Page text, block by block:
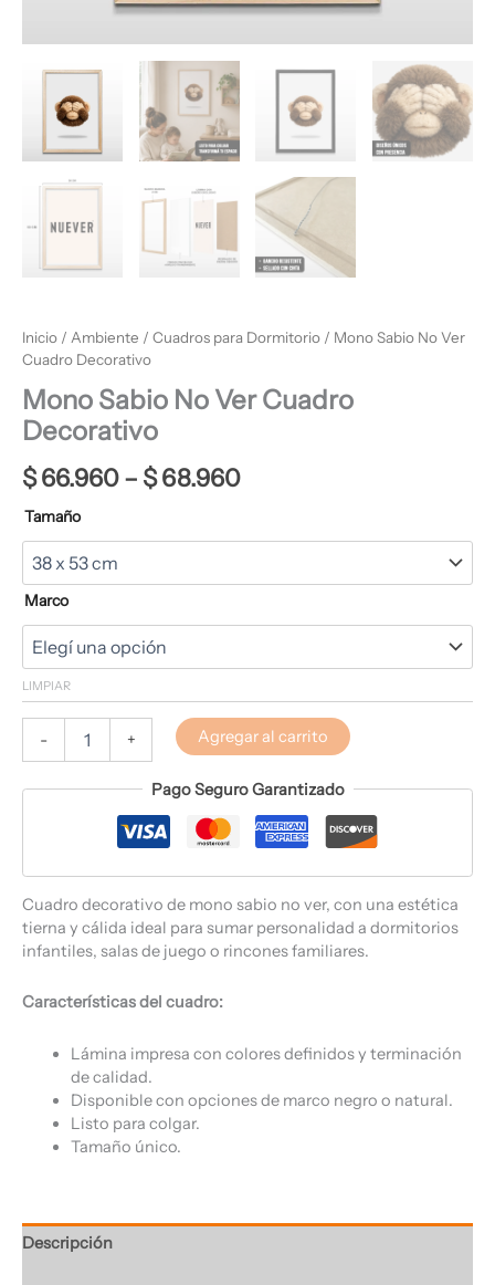
Inicio / Ambiente / Cuadros para Dormitorio / Mono Sabio No Ver
Cuadro Decorativo
Mono Sabio No Ver Cuadro
Decorativo
$66.960– $68.960
Tamaño
Marco
LIMPIAR
- + Agregar al carrito
Pago Seguro Garantizado
Cuadro decorativo de mono sabio no ver, con una estética
tierna y cálida ideal para sumar personalidad a dormitorios
infantiles, salas de juego o rincones familiares.
Características del cuadro:
Lámina impresa con colores definidos y terminación
de calidad.
Disponible con opciones de marco negro o natural.
Listo para colgar.
Tamaño único.
Descripción